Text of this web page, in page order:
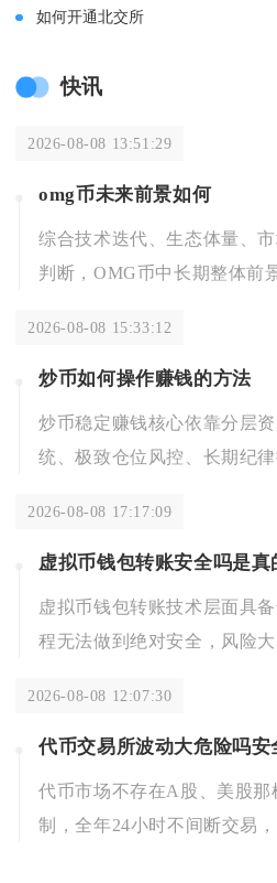
如何开通北交所
快讯
2026-08-08 13:51:29
omg币未来前景如何
综合技术迭代、生态体量、
判断，OMG币中长期整体前
2026-08-08 15:33:12
炒币如何操作赚钱的方法
炒币稳定赚钱核心依靠分层
统、极致仓位风控、长期纪
2026-08-08 17:17:09
虚拟币钱包转账安全吗是真
虚拟币钱包转账技术层面具
程无法做到绝对安全，风险
2026-08-08 12:07:30
代币交易所波动大危险吗安
代币市场不存在A股、美股
制，全年24小时不间断交易